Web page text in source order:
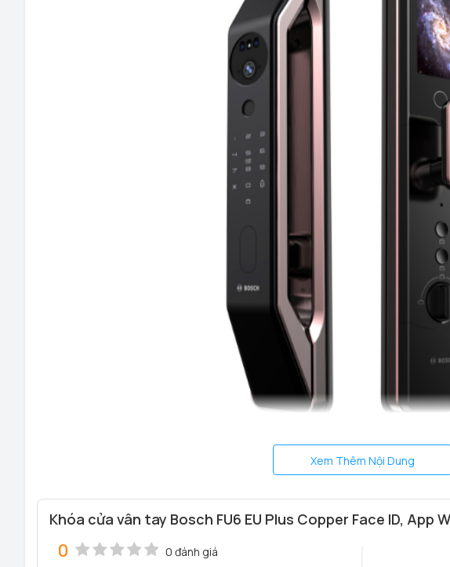
Xem Thêm Nội Dung
Khóa cửa vân tay Bosch FU6 EU Plus Copper Face ID, App
0 0 đánh giá